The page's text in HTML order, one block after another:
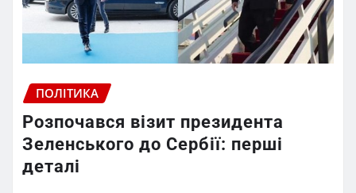
ПОЛІТИКА
Розпочався візит президента
Зеленського до Сербії: перші
деталі